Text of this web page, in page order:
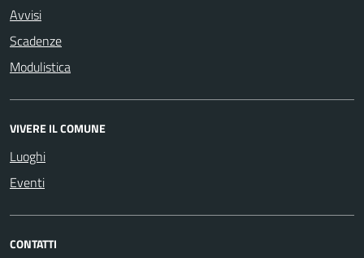
Avvisi
Scadenze
Modulistica
VIVERE IL COMUNE
Luoghi
Eventi
CONTATTI